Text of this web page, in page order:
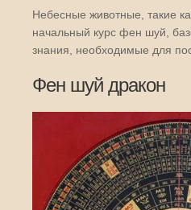
Небесные животные, такие
начальный курс фен шуй,
знания, необходимые для
Фен шуй дракон